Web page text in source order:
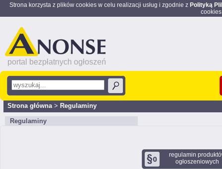
Strona korzysta z plików cookies w celu realizacji usług i zgodnie z Polityką
portal bezpłatnych ogłoszeń
Strona główna> Regulaminy
Regulaminy
regulamin
ogłoszeniowych